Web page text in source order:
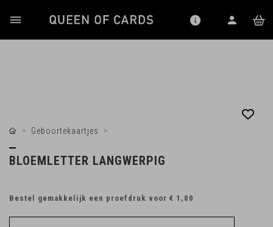
Geboortekaartjes
BLOEMLETTER LANGWERPIG
Bestel gemakkelijk een proefdruk voor € 1,00